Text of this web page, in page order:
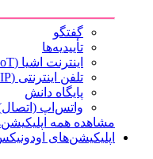
گفتگو
تأییدیه‌ها
اینترنت اشیا (IoT)
تلفن اینترنتی (VoIP)
پایگاه دانش
واتس‌اپ
مشاهده همه
اپلیکیشن‌های